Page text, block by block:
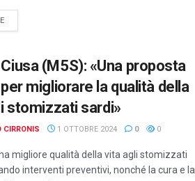
DETAILS
(M5S): «Una proposta
migliorare la qualità della
stomizzati sardi»
CIRRONIS 1 OTTOBRE 2024 0 0
migliore qualità della vita agli stomizzati
interventi preventivi, nonché la cura e la